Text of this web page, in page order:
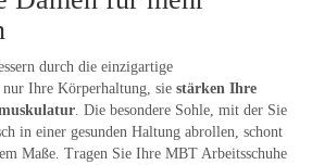
durch die einzigartige
Ihre Körperhaltung, sie stärken Ihre
. Die besondere Sohle, mit der Sie
in einer gesunden Haltung abrollen, schont
Maße. Tragen Sie Ihre MBT Arbeitsschuhe